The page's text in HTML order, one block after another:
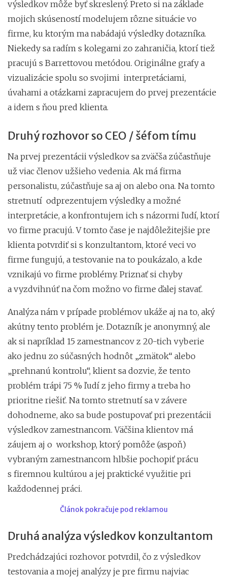
výsledkov môže byť skreslený. Preto si na základe
mojich skúseností modelujem rôzne situácie vo
firme, ku ktorým ma nabádajú výsledky dotazníka.
Niekedy sa radím s kolegami zo zahraničia, ktorí tiež
pracujú s Barrettovou metódou. Originálne grafy a
vizualizácie spolu so svojimi interpretáciami,
úvahami a otázkami zapracujem do prvej prezentácie
a idem s ňou pred klienta.
Druhý rozhovor so CEO / šéfom tímu
Na prvej prezentácii výsledkov sa zväčša zúčastňuje
už viac členov užšieho vedenia. Ak má firma
personalistu, zúčastňuje sa aj on alebo ona. Na tomto
stretnutí odprezentujem výsledky a možné
interpretácie, a konfrontujem ich s názormi ľudí, ktorí
vo firme pracujú. V tomto čase je najdôležitejšie pre
klienta potvrdiť si s konzultantom, ktoré veci vo
firme fungujú, a testovanie na to poukázalo, a kde
vznikajú vo firme problémy. Priznať si chyby
a vyzdvihnúť na čom možno vo firme ďalej stavať.
Analýza nám v prípade problémov ukáže aj na to, aký
akútny tento problém je. Dotazník je anonymný, ale
ak si napríklad 15 zamestnancov z 20-tich vyberie
ako jednu zo súčasných hodnôt „zmätok“ alebo
„prehnanú kontrolu“, klient sa dozvie, že tento
problém trápi 75 % ľudí z jeho firmy a treba ho
prioritne riešiť. Na tomto stretnutí sa v závere
dohodneme, ako sa bude postupovať pri prezentácii
výsledkov zamestnancom. Väčšina klientov má
záujem aj o workshop, ktorý pomôže (aspoň)
vybraným zamestnancom hlbšie pochopiť prácu
s firemnou kultúrou a jej praktické využitie pri
každodennej práci.
Článok pokračuje pod reklamou
Druhá analýza výsledkov konzultantom
Predchádzajúci rozhovor potvrdil, čo z výsledkov
testovania a mojej analýzy je pre firmu najviac